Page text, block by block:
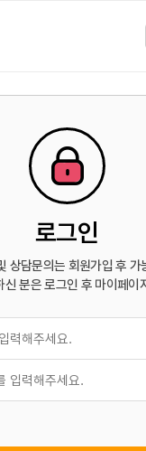
로그인
상담문의는 회원가입 후 가
신 분은 로그인 후 마이페이